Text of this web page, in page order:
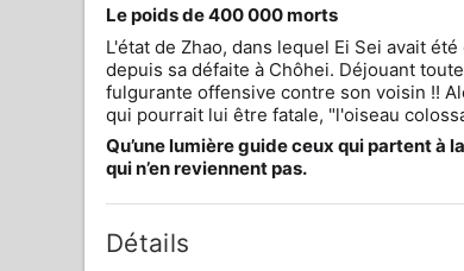
Le poids de 400 000 morts
L'état de Zhao, dans lequel Ei Sei avait
depuis sa défaite à Chôhei. Déjouant
fulgurante offensive contre son voisin !!
qui pourrait lui être fatale, "l'oiseau
Qu’une lumière guide ceux qui partent à
qui n’en reviennent pas.
Détails